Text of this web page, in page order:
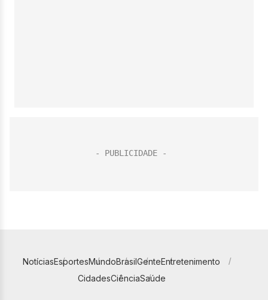
NotíciasEsportesMundoBrasilGenteEntretenimento
CidadesCiênciaSaúde